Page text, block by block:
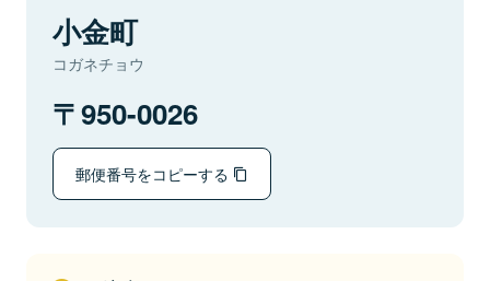
小金町
コガネチョウ
950-0026
郵便番号をコピーする